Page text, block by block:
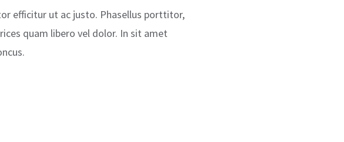
efficitur ut ac justo. Phasellus porttitor,
quam libero vel dolor. In sit amet